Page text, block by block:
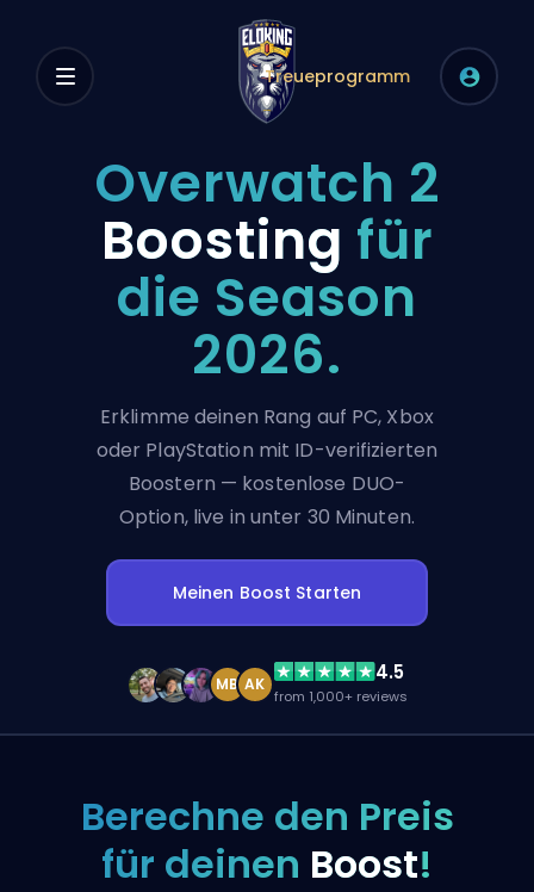
Treueprogramm
Overwatch 2
Boosting für
die Season
2026.
Erklimme deinen Rang auf PC, Xbox
oder PlayStation mit ID-verifizierten
Boostern — kostenlose DUO-
Option, live in unter 30 Minuten.
Meinen Boost Starten
MB AK 4.5
from 1,000+ reviews
Berechne den Preis
für deinen Boost!